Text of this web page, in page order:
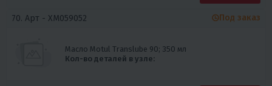
70. Арт - XM059052
Масло Motul Translube 90; 350 мл
Кол-во деталей в узле:
Под заказ